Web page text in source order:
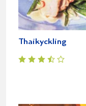
Thaikyckling